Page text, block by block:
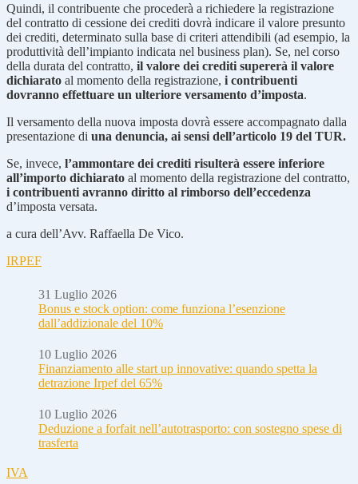
Quindi, il contribuente che procederà a richiedere la registrazione
del contratto di cessione dei crediti dovrà indicare il valore presunto
dei crediti, determinato sulla base di criteri attendibili (ad esempio, la
produttività dell’impianto indicata nel business plan). Se, nel corso
della durata del contratto, il valore dei crediti supererà il valore
dichiarato al momento della registrazione, i contribuenti
dovranno effettuare un ulteriore versamento d’imposta.
Il versamento della nuova imposta dovrà essere accompagnato dalla
presentazione di una denuncia, ai sensi dell’articolo 19 del TUR.
Se, invece, l’ammontare dei crediti risulterà essere inferiore
all’importo dichiarato al momento della registrazione del contratto,
i contribuenti avranno diritto al rimborso dell’eccedenza
d’imposta versata.
a cura dell’Avv. Raffaella De Vico.
IRPEF
31 Luglio 2026
Bonus e stock option: come funziona l’esenzione
dall’addizionale del 10%
10 Luglio 2026
Finanziamento alle start up innovative: quando spetta la
detrazione Irpef del 65%
10 Luglio 2026
Deduzione a forfait nell’autotrasporto: con sostegno spese di
trasferta
IVA